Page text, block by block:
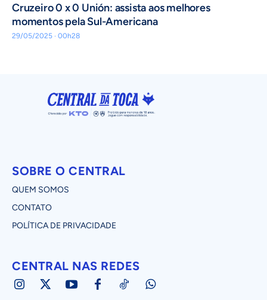
Cruzeiro 0 x 0 Unión: assista aos melhores
momentos pela Sul-Americana
29/05/2025 · 00h28
SOBRE O CENTRAL
QUEM SOMOS
CONTATO
POLÍTICA DE PRIVACIDADE
CENTRAL NAS REDES